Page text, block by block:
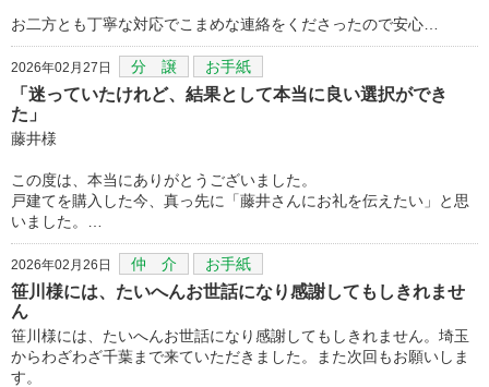
お二方とも丁寧な対応でこまめな連絡をくださったので安心…
2026年02月27日 分 譲 お手紙
「迷っていたけれど、結果として本当に良い選択ができ
た」
藤井様
この度は、本当にありがとうございました。
戸建てを購入した今、真っ先に「藤井さんにお礼を伝えたい」と思
いました。…
2026年02月26日 仲 介 お手紙
笹川様には、たいへんお世話になり感謝してもしきれませ
ん
笹川様には、たいへんお世話になり感謝してもしきれません。埼玉
からわざわざ千葉まで来ていただきました。また次回もお願いしま
す。